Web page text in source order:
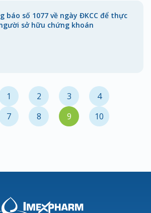
báo số 1077 về ngày ĐKCC để thực
sở hữu chứng khoán
1 2 3
4
7 8 9
10